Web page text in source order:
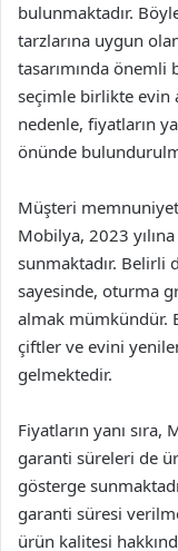
bulunmaktadır.
tarzlarına uygun
tasarımında
seçimle birlikte evin
nedenle, fiyatların
önünde
Müşteri
Mobilya, 2023
sunmaktadır. Belirli
sayesinde, oturma
almak mümkündür.
çiftler ve evini
gelmektedir.
Fiyatların yanı
garanti süreleri de
gösterge
garanti süresi
ürün kalitesi